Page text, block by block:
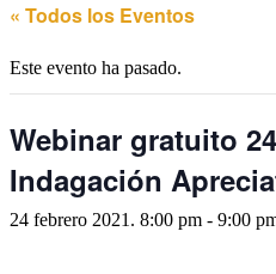
« Todos los Eventos
Este evento ha pasado.
Webinar gratuito
Indagación
24 febrero 2021. 8:00 pm - 9:00